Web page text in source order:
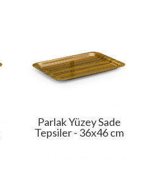
Parlak Yüzey Sade
Tepsiler - 36x46 cm